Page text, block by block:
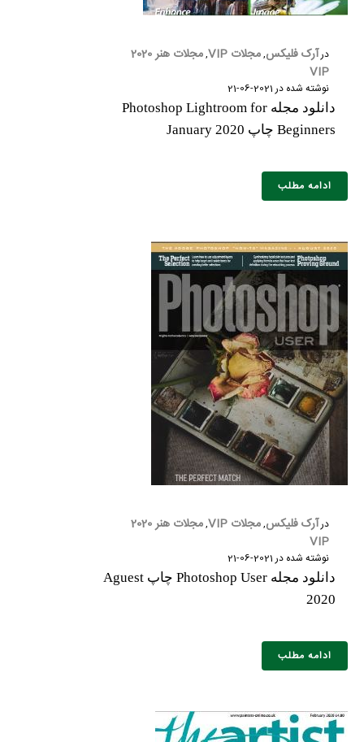
درآرک فلیکس,مجلات VIP ,
مجلات هنر 2020
VIP
نوشته شده در2021-06-21
دانلود مجله Photoshop Lightroom for
Beginners چاپ January 2020
ادامه مطلب
درآرک فلیکس,مجلات VIP ,
مجلات هنر 2020
VIP
نوشته شده در2021-06-21
دانلود مجله Photoshop User چاپ Aguest
2020
ادامه مطلب
نام و نام خانوادگی : *
تلفن همراه : *
شماره واتس‌اپ : *